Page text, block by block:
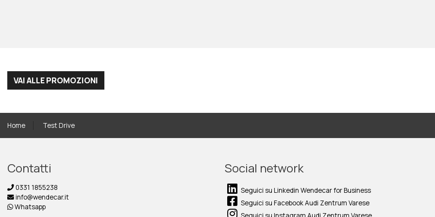
VAI ALLE PROMOZIONI
Home Test Drive
Contatti
0331 1855238
info@wendecar.it
Whatsapp
Social network
Seguici su Linkedin Wendecar for Business
Seguici su Facebook Audi Zentrum Varese